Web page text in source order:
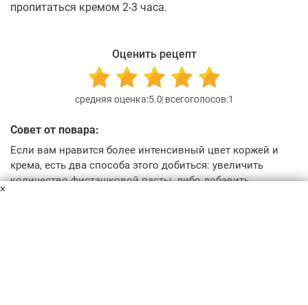
пропитаться кремом 2-3 часа.
Оценить рецепт
5.0 1
Совет от повара:
Если вам нравится более интенсивный цвет коржей и
крема, есть два способа этого добиться: увеличить
количество фисташковой пасты, либо добавить
×